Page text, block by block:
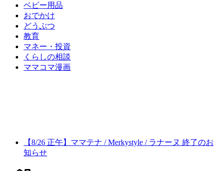
ベビー用品
おでかけ
どうぶつ
教育
マネー・投資
くらしの相談
ママコマ漫画
【8/26 正午】ママテナ / Merkystyle / ラナーヌ 終了のお
知らせ